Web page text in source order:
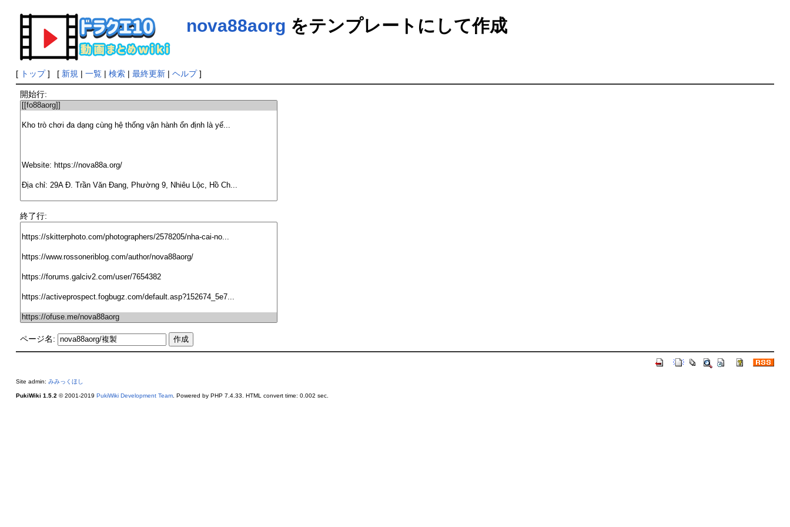
nova88aorg をテンプレートにして作成
[ トップ] [ 新規 | 一覧| 検索| 最終更新| ヘルプ]
開始行:
終了行:
ページ名:
Site admin: みみっくほし
PukiWiki 1.5.2 © 2001-2019 PukiWiki Development Team. Powered by PHP 7.4.33. HTML convert time: 0.002 sec.